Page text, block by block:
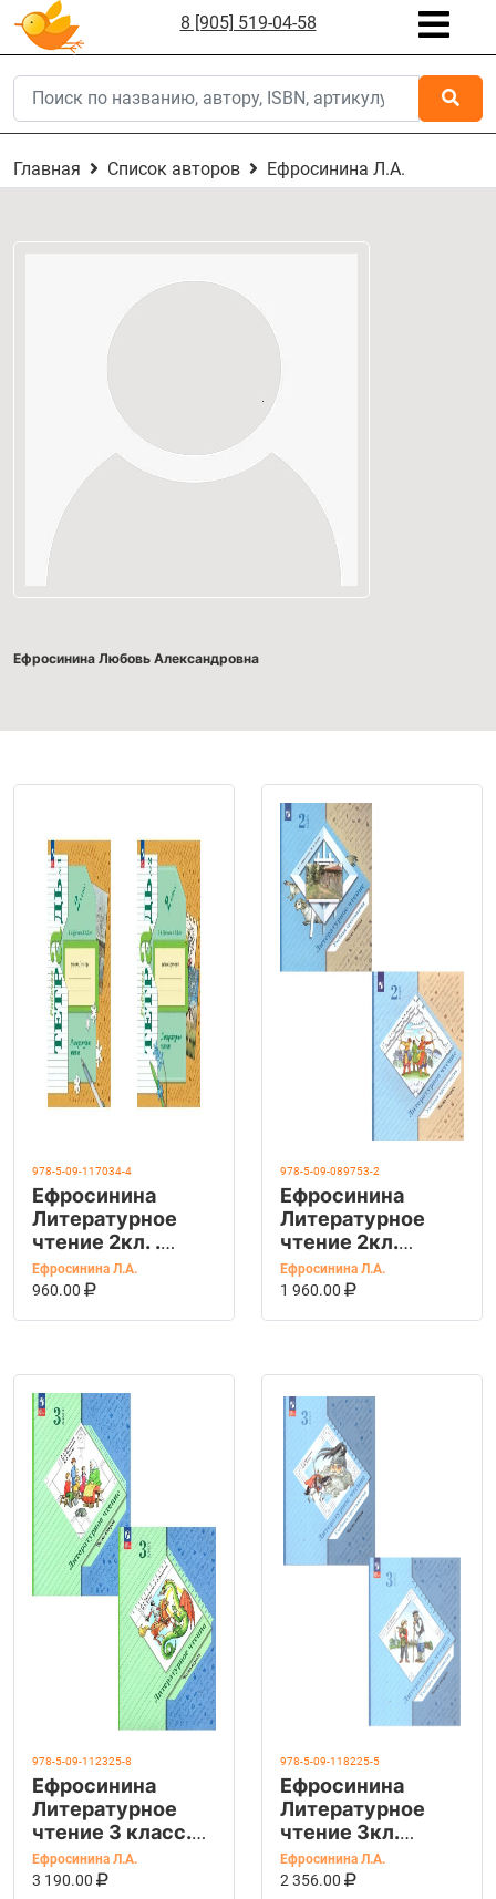
8 [905] 519-04-58
Главная Список авторов Ефросинина Л.А.
Ефросинина Любовь Александровна
978-5-09-117034-4
Ефросинина
Литературное
чтение 2кл. .
Рабочая тетрадь.
В 2х частях
Ефросинина Л.А.
960.00
В КОРЗИНУ
978-5-09-089753-2
Ефросинина
Литературное
чтение 2кл.
Хрестоматия. В 2
частях
Ефросинина Л.А.
1 960.00
В КОРЗИНУ
978-5-09-112325-8
Ефросинина
Литературное
чтение 3 класс.
Учебное пособие.
В 2 ч
Ефросинина Л.А.
3 190.00
В КОРЗИНУ
978-5-09-118225-5
Ефросинина
Литературное
чтение 3кл.
Учебная
хрестоматия в 2х
Ефросинина Л.А.
2 356.00
В КОРЗИНУ